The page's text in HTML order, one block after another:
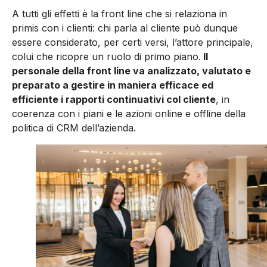
A tutti gli effetti è la front line che si relaziona in
primis con i clienti: chi parla al cliente può dunque
essere considerato, per certi versi, l’attore principale,
colui che ricopre un ruolo di primo piano. Il
personale della front line va analizzato, valutato e
preparato a gestire in maniera efficace ed
efficiente i rapporti continuativi col cliente, in
coerenza con i piani e le azioni online e offline della
politica di CRM dell’azienda.